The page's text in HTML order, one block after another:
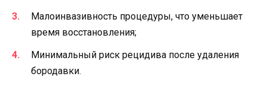
Малоинвазивность процедуры, что уменьшает
время восстановления;
Минимальный риск рецидива после удаления
бородавки.